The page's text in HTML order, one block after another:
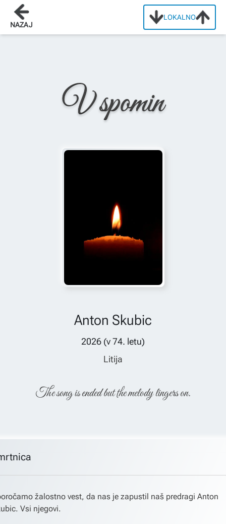
LOKALNO
NAZAJ
Domov
V spomin
Anton Skubic
2026 (v74. letu)
Litija
The song is ended but the melody lingers on.
žalostno vest, da nas je zapustil naš predragi Anton
Vsi njegovi.